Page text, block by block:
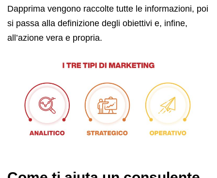
Dapprima vengono raccolte tutte le informazioni, poi
si passa alla definizione degli obiettivi e, infine,
all’azione vera e propria.